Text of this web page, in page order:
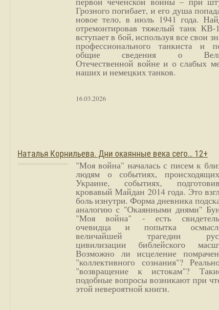
Грозного погибает, и его душа
новое тело, в июль 1941 года.
отремонтировав тяжелый танк
вступает в бой, используя все свои
профессионального танкиста и
общие сведения о
Отечественной войне и о слабых
наших и немецких танков.
16.03.2026
Наталья Корнильева. Дни окаянные века сего… 12+
"Моя война" началась с писем к
людям о событиях,
Украине, событиях,
кровавый Майдан 2014 года. Это
боль изнутри. Форма дневника
аналогию с "Окаянными днями"
"Моя война" - есть
очевидца и попытка
величайшей трагедии
цивилизации библейского
Возможно ли исцеление
"коллективного сознания"?
"возвращение к истокам"?
подобные вопросы возникают при
этой невероятной книги.